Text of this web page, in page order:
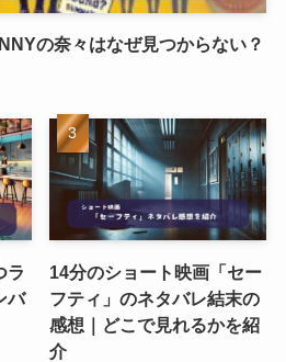
の奈々はなぜ見つからない？
ラ
バ
14分のショート映画「セー
フティ」のネタバレ結末の
感想｜どこで見れるかを紹
介